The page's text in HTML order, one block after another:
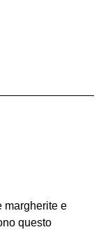
margherite e
questo